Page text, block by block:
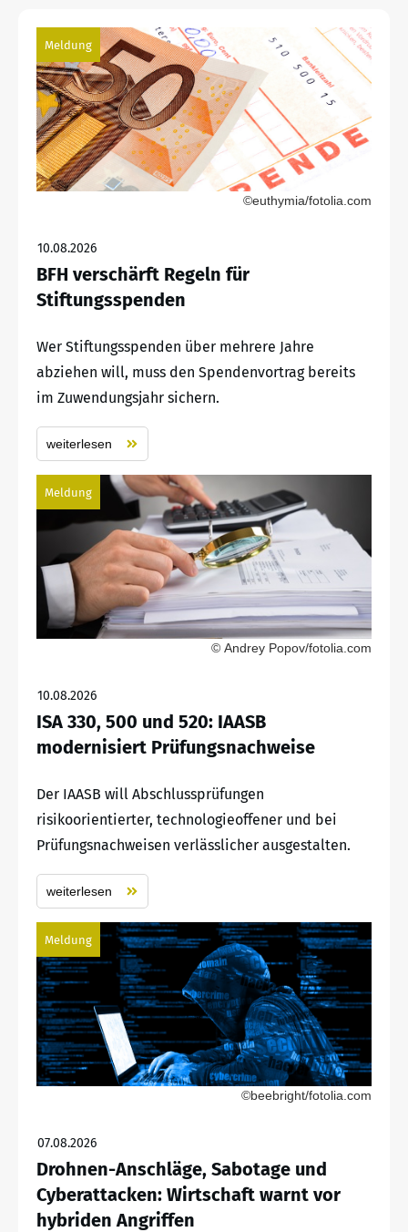
Meldung
©euthymia/fotolia.com
10.08.2026
BFH verschärft Regeln für
Stiftungsspenden
Wer Stiftungsspenden über mehrere Jahre
abziehen will, muss den Spendenvortrag bereits
im Zuwendungsjahr sichern.
weiterlesen
Meldung
© Andrey Popov/fotolia.com
10.08.2026
ISA 330, 500 und 520: IAASB
modernisiert Prüfungsnachweise
Der IAASB will Abschlussprüfungen
risikoorientierter, technologieoffener und bei
Prüfungsnachweisen verlässlicher ausgestalten.
weiterlesen
Meldung
©beebright/fotolia.com
07.08.2026
Drohnen-Anschläge, Sabotage und
Cyberattacken: Wirtschaft warnt vor
hybriden Angriffen